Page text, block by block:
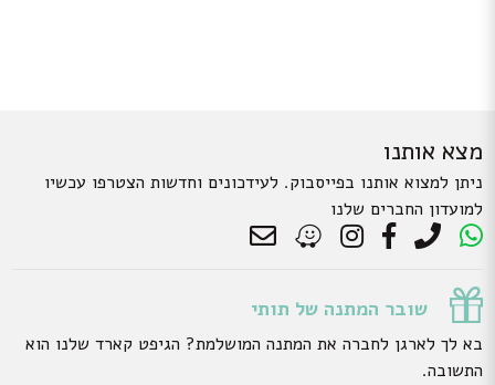
מצא אותנו
ניתן למצוא אותנו בפייסבוק. לעידכונים וחדשות הצטרפו עכשיו
למועדון החברים שלנו
שובר המתנה של תותי
בא לך לארגן לחברה את המתנה המושלמת? הגיפט קארד שלנו הוא
התשובה.